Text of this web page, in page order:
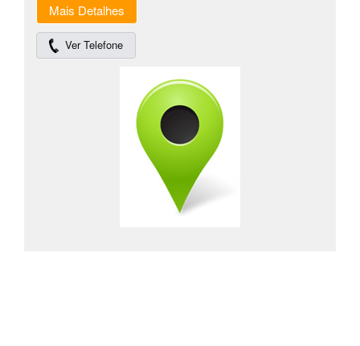
Mais Detalhes
Ver Telefone